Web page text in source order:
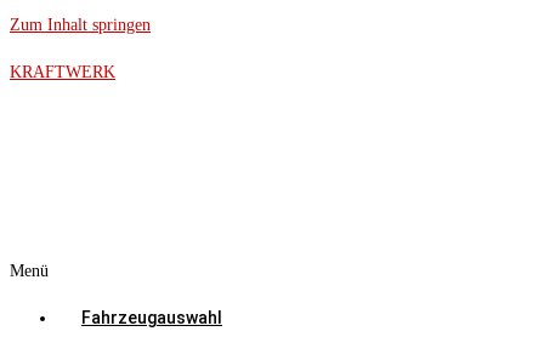
Zum Inhalt springen
KRAFTWERK
Menü
Fahrzeugauswahl